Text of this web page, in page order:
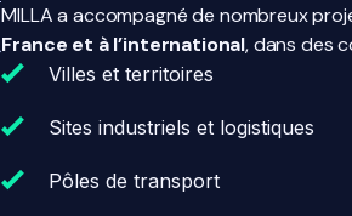
MILLA a accompagné de nombreux
France et à l’international, dans des
Villes et territoires
Sites industriels et logistiques
Pôles de transport